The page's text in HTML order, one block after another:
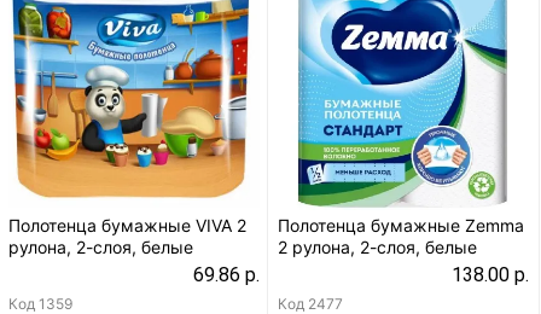
Полотенца бумажные VIVA 2
рулона, 2-слоя, белые
69.86 р.
Код 1359
Полотенца бумажные Zemma
2 рулона, 2-слоя, белые
138.00 р.
Код 2477